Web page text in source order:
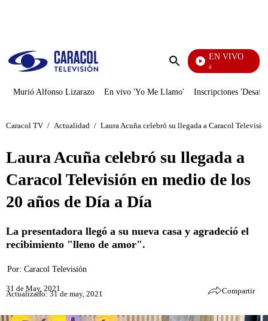
Enviar
EN VIVO
Noticias Caracol
Murió Alfonso Lizarazo En vivo 'Yo Me Llamo' Inscripciones
Caracol TV / Actualidad / Laura Acuña celebró su llegada a Caracol
Laura Acuña celebró su llegada a
Caracol Televisión en medio de los
20 años de Día a Día
La presentadora llegó a su nueva casa y agradeció el
recibimiento "lleno de amor".
Por: Caracol Televisión
31 de May, 2021
Actualizado: 31 de may, 2021 Compartir